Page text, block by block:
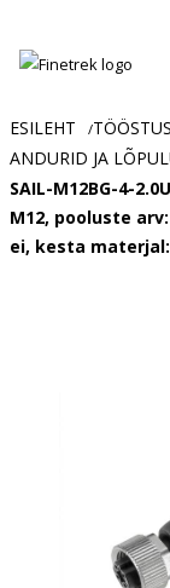
ja
pood
ESILEHT /
ANDURID JA
SAIL-M12BG-4-
M12, pooluste
ei, kesta materjal: